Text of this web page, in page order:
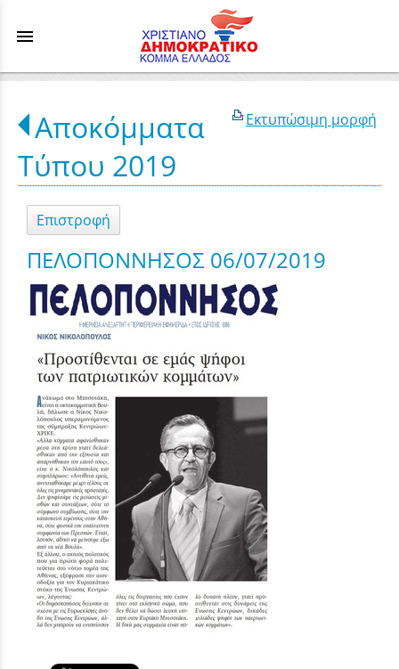
menu
Εκτυπώσιμη μορφή
Αποκόμματα
Τύπου 2019
Επιστροφή
ΠΕΛΟΠΟΝΝΗΣΟΣ 06/07/2019